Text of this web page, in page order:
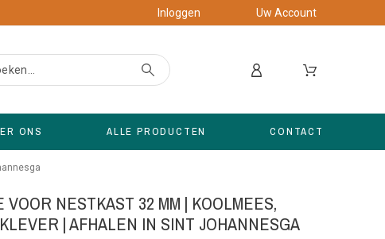
Inloggen Uw Account
ONS ALLE PRODUCTEN CONTACT
VOOR NESTKAST 32 MM | KOOLMEES,
| AFHALEN IN SINT JOHANNESGA